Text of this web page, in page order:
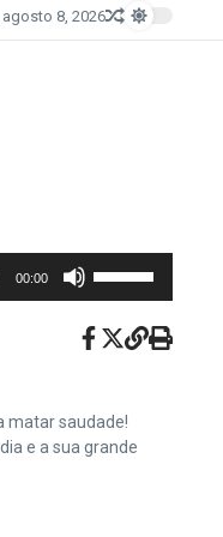
8, 2026
00:00
para
para
baixo
matar saudade!
e a sua grande